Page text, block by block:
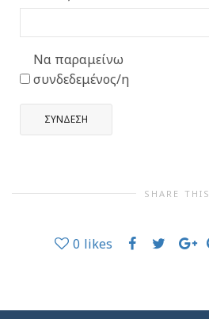
Να παραμείνω
συνδεδεμένος/η
ΣΎΝΔΕΣΗ
SHARE THIS
0 likes